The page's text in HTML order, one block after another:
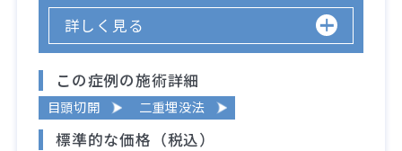
詳しく見る
この症例の施術詳細
目頭切開 二重埋没法
標準的な価格（税込）